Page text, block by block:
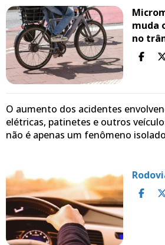
muda
no
O aumento dos acidentes
elétricas, patinetes e outros
não é apenas um fenômeno